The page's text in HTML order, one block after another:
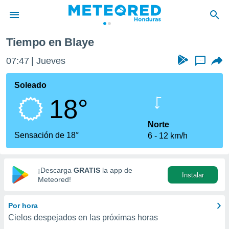
de
ha sido
calidad.
a este
las
y
digital
basada
Tiempo en Blaye
07:47 Jueves ...
Soleado
18°
Sensación de 18°
Norte
6
12 km/h
¡Descarga GRATIS la app de
Meteored!
Instalar
Por hora
Cielos despejados en las próximas horas